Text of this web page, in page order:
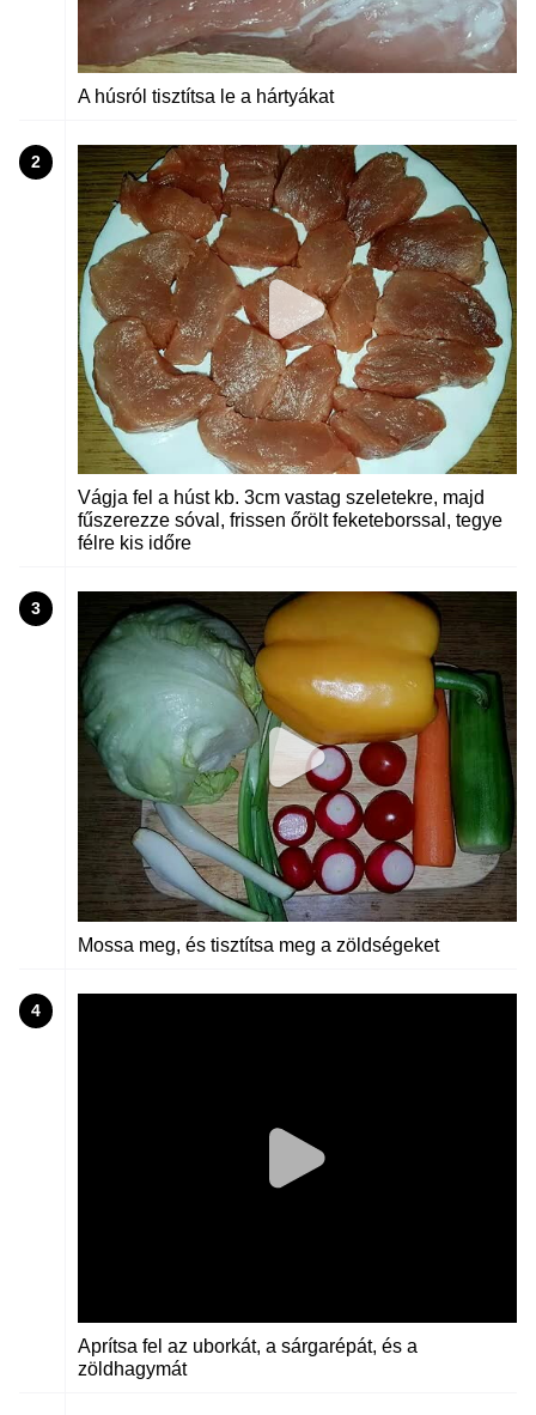
A húsról tisztítsa le a hártyákat
2
Vágja fel a húst kb. 3cm vastag szeletekre, majd
fűszerezze sóval, frissen őrölt feketeborssal, tegye
félre kis időre
3
Mossa meg, és tisztítsa meg a zöldségeket
4
Aprítsa fel az uborkát, a sárgarépát, és a
zöldhagymát